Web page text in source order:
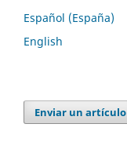
Español (España)
English
Enviar un artículo